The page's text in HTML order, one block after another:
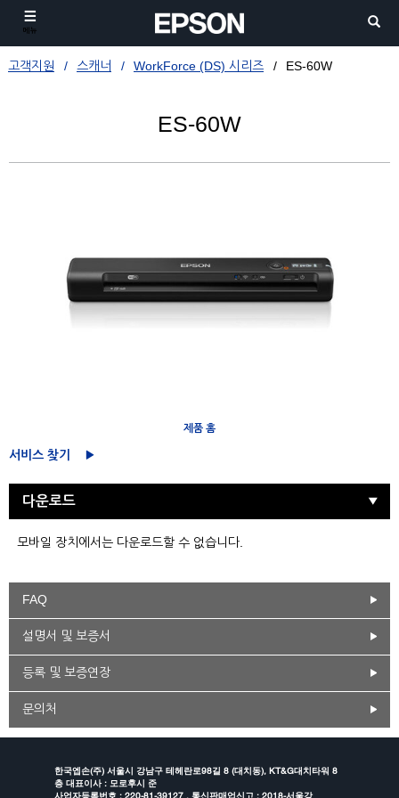
메뉴
고객지원 스캐너 WorkForce (DS) 시리즈 ES-60W
ES-60W
제품 홈
서비스 찾기
다운로드
모바일 장치에서는 다운로드할 수 없습니다.
FAQ
설명서 및 보증서
등록 및 보증연장
문의처
한국엡손(주) 서울시 강남구 테헤란로98길 8 (대치동), KT&G대치타워 8
층 대표이사 : 모로후시 준
사업자등록번호 : 220-81-39127 , 통신판매업신고 : 2018-서울강